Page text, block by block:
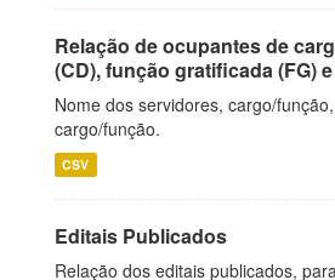
Relação de ocupantes de
(CD), função gratificada (FG)
Nome dos servidores, cargo/
cargo/função.
CSV
Editais Publicados
Relação dos editais publicados,